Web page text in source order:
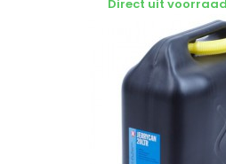
Direct uit